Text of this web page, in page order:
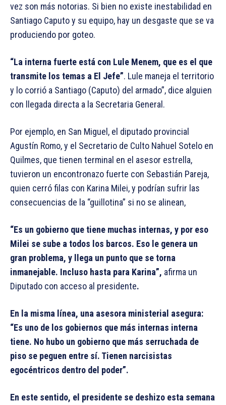
vez son más notorias. Si bien no existe inestabilidad en
Santiago Caputo y su equipo, hay un desgaste que se va
produciendo por goteo.
“La interna fuerte está con Lule Menem, que es el que
transmite los temas a El Jefe”. Lule maneja el territorio
y lo corrió a Santiago (Caputo) del armado”, dice alguien
con llegada directa a la Secretaria General.
Por ejemplo, en San Miguel, el diputado provincial
Agustín Romo, y el Secretario de Culto Nahuel Sotelo en
Quilmes, que tienen terminal en el asesor estrella,
tuvieron un encontronazo fuerte con Sebastián Pareja,
quien cerró filas con Karina Milei, y podrían sufrir las
consecuencias de la “guillotina” si no se alinean,
“Es un gobierno que tiene muchas internas, y por eso
Milei se sube a todos los barcos. Eso le genera un
gran problema, y llega un punto que se torna
inmanejable. Incluso hasta para Karina”, afirma un
Diputado con acceso al presidente.
En la misma línea, una asesora ministerial asegura:
“Es uno de los gobiernos que más internas interna
tiene. No hubo un gobierno que más serruchada de
piso se peguen entre sí. Tienen narcisistas
egocéntricos dentro del poder”.
En este sentido, el presidente se deshizo esta semana